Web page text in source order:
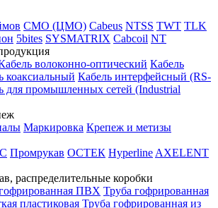
CMO (ЦМО) Cabeus NTSS TWT TLK
5bites SYSMATRIX Cabcoil NT
волоконно-оптический Кабель
коаксиальный Кабель интерфейсный (RS-
для промышленных сетей (Industrial
Маркировка Крепеж и метизы
Промрукав ОСТЕК Hyperline AXELENT
распределительные коробки
ПВХ Труба гофрированная
пластиковая Труба гофрированная из